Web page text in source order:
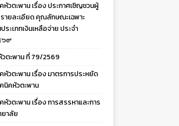
หัวตะพาน เรื่อง ประกาศเชิญชวนผู้
ายละเอียด คุณลักษณะเฉพาะ
เภทเงินเหลือจ่าย ประจํา
๖๙
ตะพาน ที่ 79/2569
หัวตะพาน เรื่อง มาตรการประหยัด
นิคหัวตะพาน
วตะพาน เรื่อง การสรรหาและการ
าลัย